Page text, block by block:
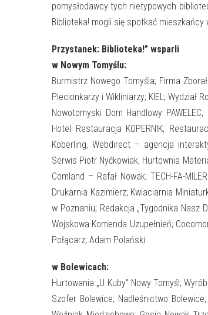
pomysłodawcy tych nietypowych
Biblioteka! mogli się spotkać
Przystanek: Biblioteka!” wsparli
w Nowym Tomyślu:
Burmistrz Nowego Tomyśla; Firma
Plecionkarzy i Wikliniarzy; KIEL; Wydział
Nowotomyski Dom Handlowy
Hotel Restauracja KOPERNIK;
Koberling, Webdirect – agencja
Serwis Piotr Nyćkowiak, Hurtownia
Comland – Rafał Nowak; TECH-FA-
Drukarnia Kazimierz; Kwiaciarnia
w Poznaniu; Redakcja „Tygodnika Nasz
Wojskowa Komenda Uzupełnień;
Połącarz; Adam Polański
w Bolewicach:
Hurtowania „U Kuby” Nowy Tomyśl;
Szofer Bolewice; Nadleśnictwo